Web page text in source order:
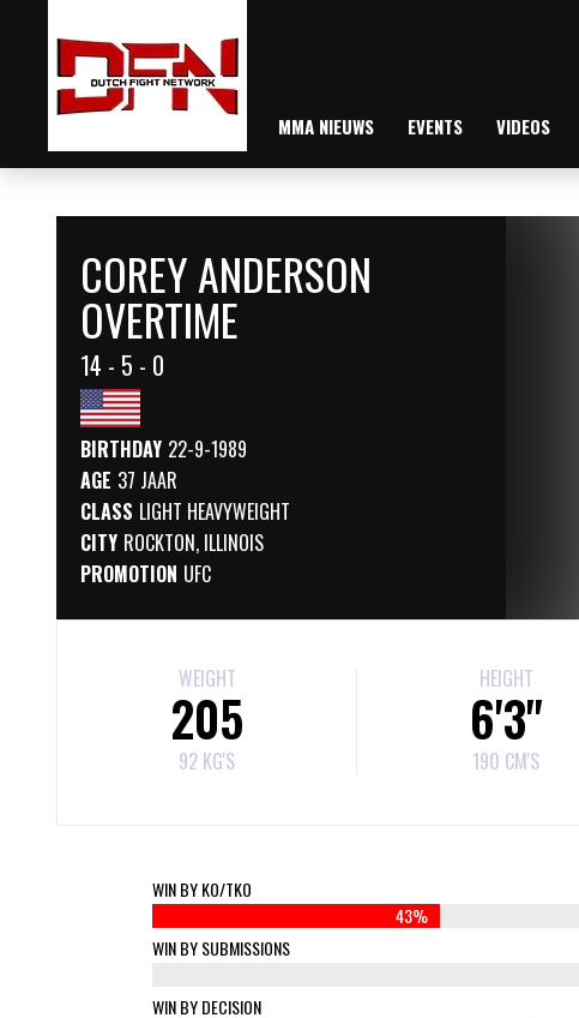
MMA NIEUWS EVENTS VIDEOS
COREY ANDERSON
OVERTIME
14 - 5 - 0
BIRTHDAY 22-9-1989
AGE 37 JAAR
CLASS LIGHT HEAVYWEIGHT
CITY ROCKTON, ILLINOIS
PROMOTION UFC
WEIGHT
205
92 KG'S
HEIGHT
6'3"
190 CM'S
WIN BY KO/TKO
43%
WIN BY SUBMISSIONS
WIN BY DECISION